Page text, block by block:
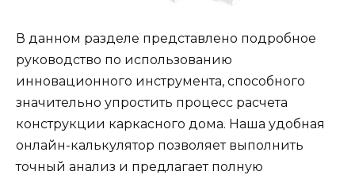
В данном разделе представлено подробное
руководство по использованию
инновационного инструмента, способного
значительно упростить процесс расчета
конструкции каркасного дома. Наша удобная
онлайн-калькулятор позволяет выполнить
точный анализ и предлагает полную